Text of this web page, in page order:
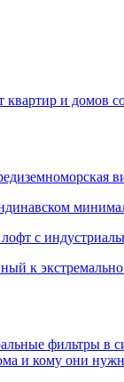
квартир и домов
с
к
фильтры в
и кому они